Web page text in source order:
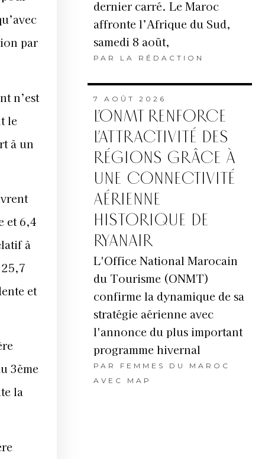
par
n’est
le
à un
et 6,4
à
et
3ème
la
dernier carré. Le Maroc
affronte l’Afrique du Sud,
samedi 8 août,
PAR LA RÉDACTION
7 AOÛT 2026
L’ONMT RENFORCE
L’ATTRACTIVITÉ DES
RÉGIONS GRÂCE À
UNE CONNECTIVITÉ
AÉRIENNE
HISTORIQUE DE
RYANAIR
L'Office National Marocain
du Tourisme (ONMT)
confirme la dynamique de sa
stratégie aérienne avec
l'annonce du plus important
programme hivernal
PAR FEMMES DU MAROC
AVEC MAP